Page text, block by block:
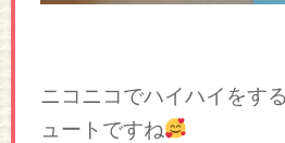
ニコニコでハイハイをす
ュートですね